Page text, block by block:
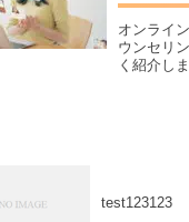
オンライ
ウンセリ
く紹介しま
test123123